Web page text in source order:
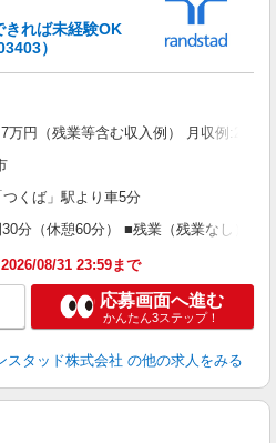
きれば未経験OK
）
円（残業等含む収入例） 月収例
くば」駅より車5分
30分（休憩60分） ■残業（残業なし）
08/31 23:59まで
応募画面へ進む
かんたん3ステップ！
スタッド株式会社 の他の求人をみる